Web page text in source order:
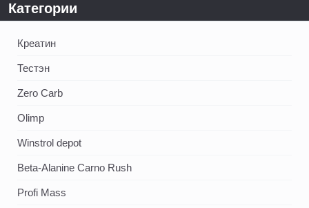
Категории
Креатин
Тестэн
Zero Carb
Olimp
Winstrol depot
Beta-Alanine Carno Rush
Profi Mass